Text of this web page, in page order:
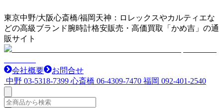
東京中野/大阪心斎橋/福岡天神：ロレックスやカルティエな
どの高級ブランド腕時計格安販売・高価買取「かめ吉」の通
販サイト
会社概要
お問合せ
中野 03-5318-7399 心斎橋 06-4309-7470 福岡 092-401-2540